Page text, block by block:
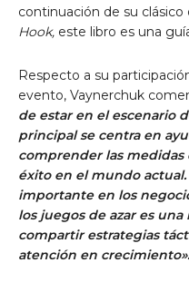
continuación de su clásico
Hook, este libro es una
Respecto a su
evento, Vaynerchuk
de estar en el escenario
principal se centra en
comprender las
éxito en el mundo
importante en los
los juegos de azar es
compartir estrategias
atención en crecimiento».